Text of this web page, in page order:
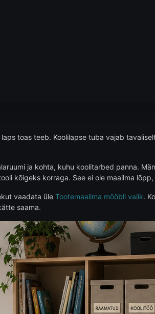
toas teeb. Koolilapse tuba vajab
ja kohta, kuhu koolitarbed panna.
kõigeks korraga. See ei ole maailma
vaadata üle Tootemaailma mööbli valik.
saama.